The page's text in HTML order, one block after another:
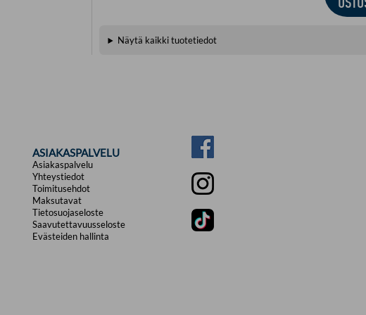
Johda
Näytä kaikki tuotetiedot
ASIAKASPALVELU
Asiakaspalvelu
Yhteystiedot
Toimitusehdot
Maksutavat
Tietosuojaseloste
Saavutettavuusseloste
Evästeiden hallinta